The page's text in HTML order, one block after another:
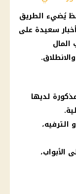
يُضيء الطريق
سعيدة على
لديها
الأبواب،